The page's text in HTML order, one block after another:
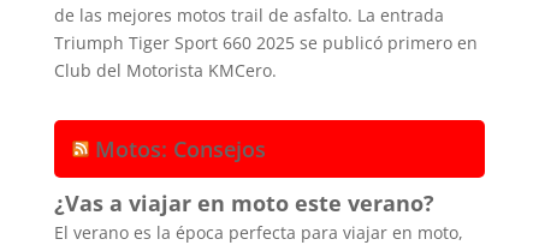
de las mejores motos trail de asfalto. La entrada
Triumph Tiger Sport 660 2025 se publicó primero en
Club del Motorista KMCero.
Motos: Consejos
¿Vas a viajar en moto este verano?
El verano es la época perfecta para viajar en moto,